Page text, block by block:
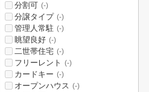
分割可 (-)
分譲タイプ (-)
管理人常駐 (-)
眺望良好 (-)
二世帯住宅 (-)
フリーレント (-)
カードキー (-)
オープンハウス (-)